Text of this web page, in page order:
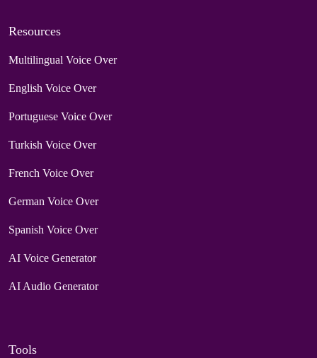
Resources
Multilingual Voice Over
English Voice Over
Portuguese Voice Over
Turkish Voice Over
French Voice Over
German Voice Over
Spanish Voice Over
AI Voice Generator
AI Audio Generator
Tools